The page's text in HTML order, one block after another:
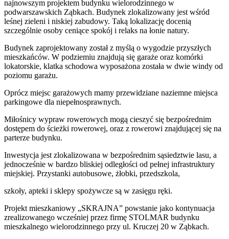
najnowszym projektem budynku wielorodzinnego w
podwarszawskich Ząbkach. Budynek zlokalizowany jest wśród
leśnej zieleni i niskiej zabudowy. Taką lokalizację docenią
szczególnie osoby ceniące spokój i relaks na łonie natury.
Budynek zaprojektowany został z myślą o wygodzie przyszłych
mieszkańców. W podziemiu znajdują się garaże oraz komórki
lokatorskie, klatka schodowa wyposażona została w dwie windy od
poziomu garażu.
Oprócz miejsc garażowych mamy przewidziane naziemne miejsca
parkingowe dla niepełnosprawnych.
Miłośnicy wypraw rowerowych mogą cieszyć się bezpośrednim
dostępem do ścieżki rowerowej, oraz z rowerowi znajdującej się na
parterze budynku.
Inwestycja jest zlokalizowana w bezpośrednim sąsiedztwie lasu, a
jednocześnie w bardzo bliskiej odległości od pełnej infrastruktury
miejskiej. Przystanki autobusowe, żłobki, przedszkola,
szkoły, apteki i sklepy spożywcze są w zasięgu ręki.
Projekt mieszkaniowy „SKRAJNA” powstanie jako kontynuacja
zrealizowanego wcześniej przez firmę STOLMAR budynku
mieszkalnego wielorodzinnego przy ul. Kruczej 20 w Ząbkach.